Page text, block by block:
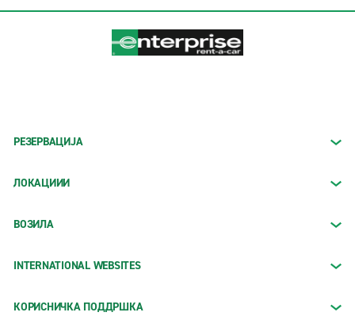
РЕЗЕРВАЦИЈА
ЛОКАЦИИИ
ВОЗИЛА
INTERNATIONAL WEBSITES
КОРИСНИЧКА ПОДДРШКА